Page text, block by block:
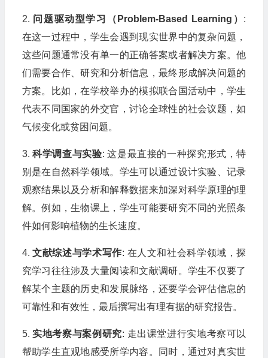
2. 问题驱动型学习（Problem-Based Learning） :
在这一过程中，学生会遇到现实世界中的复杂问题，
这些问题通常没有单一的正确答案或者解决方案。他
们需要合作、研究和分析信息，最终形成解决问题的
方案。比如，在学校举办的模拟联合国活动中，学生
代表不同国家的外交官，讨论全球性的社会议题，如
气候变化或贫困问题。
3.科学调查与实验: 这是最直接的一种探究形式，特
别是在自然科学领域。学生可以通过设计实验、记录
观察结果以及分析和解释数据来加深对科学原理的理
解。例如，生物课上，学生可能要研究不同的光照条
件如何影响植物的生长速度。
4.文献综述与学术写作: 在人文和社会科学领域，探
究学习往往涉及大量阅读和文献调研。学生不仅要了
解某个主题的历史和发展脉络，还要学会评估信息的
可靠性和有效性，最后撰写出有理有据的研究报告。
5.实地考察与案例研究: 走出课堂进行实地考察可以
帮助学生直观地感受所学内容。同时，通过对真实世